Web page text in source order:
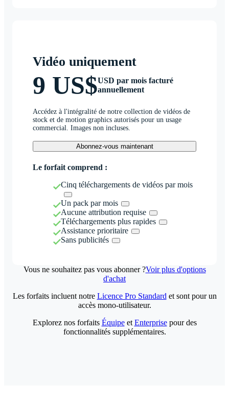
Vidéo uniquement
9 US$USD par mois facturé
annuellement
Accédez à l'intégralité de notre collection de vidéos de
stock et de motion graphics autorisés pour un usage
commercial. Images non incluses.
Abonnez-vous maintenant
Le forfait comprend :
Cinq téléchargements de vidéos par mois
Un pack par mois
Aucune attribution requise
Téléchargements plus rapides
Assistance prioritaire
Sans publicités
Vous ne souhaitez pas vous abonner ?Voir plus d'options
d'achat
Les forfaits incluent notre Licence Pro Standard et sont pour un
accès mono-utilisateur.
Explorez nos forfaits Équipeet Enterprisepour des
fonctionnalités supplémentaires.